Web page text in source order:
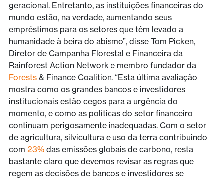
geracional. Entretanto, as instituições financeiras do
mundo estão, na verdade, aumentando seus
empréstimos para os setores que têm levado a
humanidade à beira do abismo”, disse Tom Picken,
Diretor de Campanha Florestal e Financeira da
Rainforest Action Network e membro fundador da
Forests & Finance Coalition. “Esta última avaliação
mostra como os grandes bancos e investidores
institucionais estão cegos para a urgência do
momento, e como as políticas do setor financeiro
continuam perigosamente inadequadas. Com o setor
de agricultura, silvicultura e uso da terra contribuindo
com 23%das emissões globais de carbono, resta
bastante claro que devemos revisar as regras que
regem as decisões de bancos e investidores se